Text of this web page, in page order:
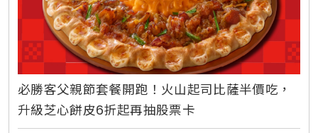
必勝客父親節套餐開跑！火山起司比薩半價吃，
升級芝心餅皮6折起再抽股票卡